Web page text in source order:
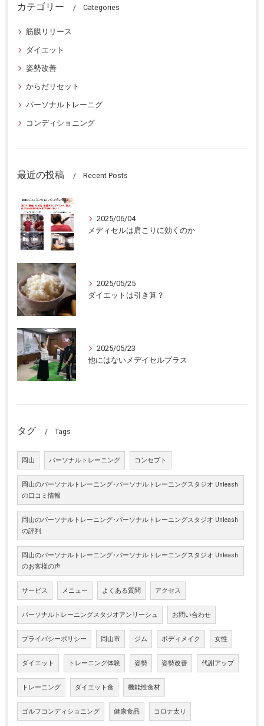
カテゴリー Categories
筋膜リリース
ダイエット
姿勢改善
からだリセット
パーソナルトレーニグ
コンディショニング
最近の投稿 Recent Posts
2025/06/04
メディセルは肩こりに効くのか
2025/05/25
ダイエットは引き算？
2025/05/23
他にはないメデイセルプラス
タグ Tags
岡山 パーソナルトレーニング コンセプト
岡山のパーソナルトレーニング･パーソナルトレーニングスタジオ Unleash
の口コミ情報
岡山のパーソナルトレーニング･パーソナルトレーニングスタジオ Unleash
の評判
岡山のパーソナルトレーニング･パーソナルトレーニングスタジオ Unleash
のお客様の声
サービス メニュー よくある質問 アクセス
パーソナルトレーニングスタジオアンリーシュ お問い合わせ
プライバシーポリシー 岡山市 ジム ボディメイク 女性
ダイエット トレーニング体験 姿勢 姿勢改善 代謝アップ
トレーニング ダイエット食 機能性食材
ゴルフコンディショニング 健康食品 コロナ太り